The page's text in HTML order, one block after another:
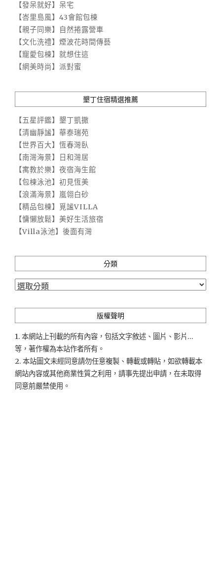
【發呆就好】呆宅
【峇里島風】43會館包棟
【親子同樂】自然捲露營車
【文化洗禮】煙波花時間傳藝
【寵愛包棟】就想住這
【網美時尚】派對蜜
墾丁住宿精選推薦
【五星評鑑】墾丁凱撒
【清幽靜謐】華泰瑞苑
【世界百大】恆春灣臥
【南灣海景】日和灣居
【寓教於樂】夜宿海生館
【包棟泳池】初見恆美
【浪滿海景】嵐翎白砂
【精品包棟】覓謐VILLA
【慵懶放鬆】美好生活旅宿
【Villa泳池】後面有灣
分類
分
版權聲明
1. 本網站上刊載的所有內容，包括文字敘述、圖片、影片...
等，著作權為本站作者所有。
2. 本站圖文未經同意請勿任意複製、轉載或轉貼，如欲轉載本
網站內容或其他商業性質之利用，請事先提出申請，在未取得
同意前嚴禁使用。